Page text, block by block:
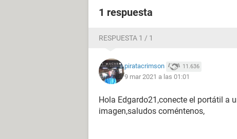
1 respuesta
RESPUESTA 1 / 1
piratacrimson 11.636
9 mar 2021 a las 01:01
Hola Edgardo21,conecte el portátil a
imagen,saludos coméntenos,